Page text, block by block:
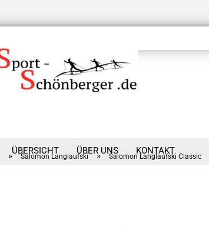
ÜBERSICHT ÜBER UNS KONTAKT
» Salomon Langlaufski » Salomon Langlaufski Classic